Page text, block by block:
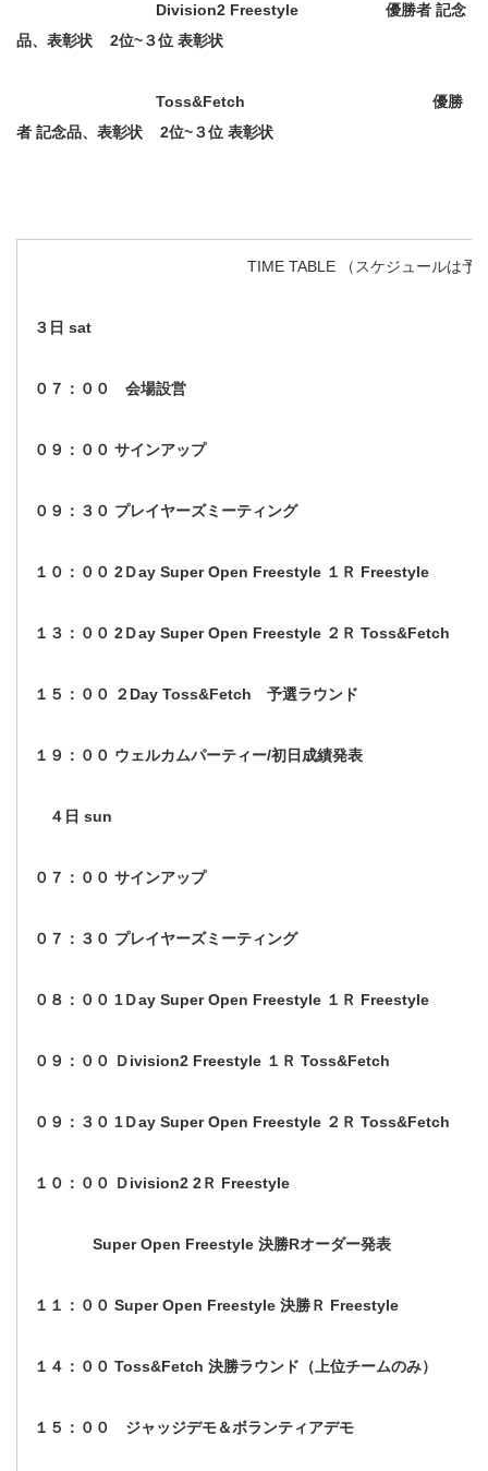
Division2 Freestyle 優勝者 記念
品、表彰状 2位~３位 表彰状
Toss&Fetch
優勝
者 記念品、表彰状 2位~３位 表彰状
TIME TABLE （スケジュールは予
３日 sat
０７：００ 会場設営
０９：００ サインアップ
０９：３０ プレイヤーズミーティング
１０：００ 2Ｄay Super Open Freestyle １Ｒ Freestyle
１３：００ 2Ｄay Super Open Freestyle ２Ｒ Toss&Fetch
１５：００ ２Day Toss&Fetch 予選ラウンド
１９：００ ウェルカムパーティー/初日成績発表
４日 sun
０７：００ サインアップ
０７：３０ プレイヤーズミーティング
０８：００ 1Ｄay Super Open Freestyle １Ｒ Freestyle
０９：００ Ｄivision2 Freestyle １Ｒ Toss&Fetch
０９：３０ 1Ｄay Super Open Freestyle ２Ｒ Toss&Fetch
１０：００ Ｄivision2 2Ｒ Freestyle
Super Open Freestyle 決勝Rオーダー発表
１１：００ Super Open Freestyle 決勝Ｒ Freestyle
１４：００ Toss&Fetch 決勝ラウンド（上位チームのみ）
１５：００ ジャッジデモ＆ボランティアデモ